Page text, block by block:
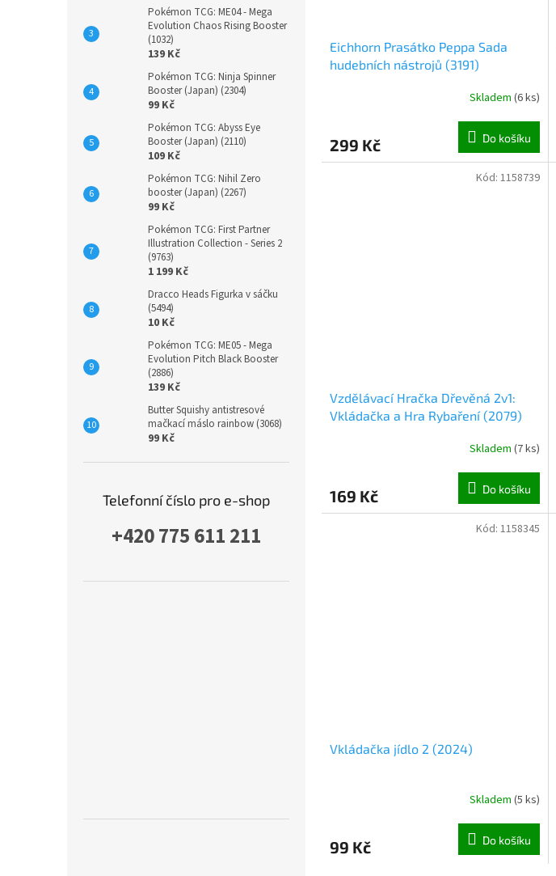
Pokémon TCG: ME04 - Mega
Evolution Chaos Rising Booster
(1032)
139 Kč
Pokémon TCG: Ninja Spinner
Booster (Japan) (2304)
99 Kč
Pokémon TCG: Abyss Eye
Booster (Japan) (2110)
109 Kč
Pokémon TCG: Nihil Zero
booster (Japan) (2267)
99 Kč
Pokémon TCG: First Partner
Illustration Collection - Series 2
(9763)
1 199 Kč
Dracco Heads Figurka v sáčku
(5494)
10 Kč
Pokémon TCG: ME05 - Mega
Evolution Pitch Black Booster
(2886)
139 Kč
Butter Squishy antistresové
mačkací máslo rainbow (3068)
99 Kč
Telefonní číslo pro e-shop
+420 775 611 211
Eichhorn Prasátko Peppa Sada
hudebních nástrojů (3191)
Skladem (6 ks)
299 Kč Do košíku
Vzdělávací Hračka Dřevěná 2v1:
Vkládačka a Hra Rybaření (2079)
Skladem (7 ks)
169 Kč Do košíku
Kód: 1158739
Vkládačka jídlo 2 (2024)
Skladem (5 ks)
99 Kč Do košíku
Kód: 1158345